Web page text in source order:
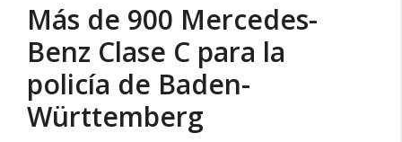
Más de 900 Mercedes-
Benz Clase C para la
policía de Baden-
Württemberg